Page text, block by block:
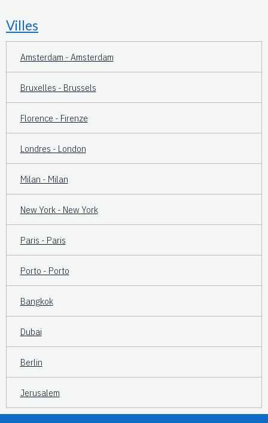
Villes
Amsterdam - Amsterdam
Bruxelles - Brussels
Florence - Firenze
Londres - London
Milan - Milan
New York - New York
Paris - Paris
Porto - Porto
Bangkok
Dubai
Berlin
Jerusalem